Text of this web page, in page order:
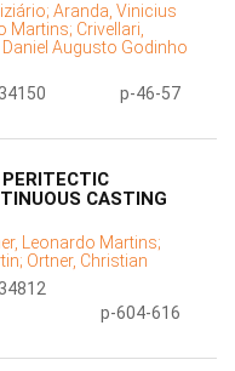
Aranda, Vinicius
Martins; Crivellari,
Augusto Godinho
p-46-57
CASTING
Leonardo Martins;
Ortner, Christian
p-604-616